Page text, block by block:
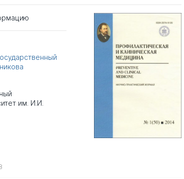
им. И.И.